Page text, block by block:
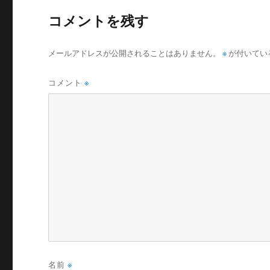
コメントを残す
メールアドレスが公開されることはありません。 ※ が付いて
コメント※
名前※